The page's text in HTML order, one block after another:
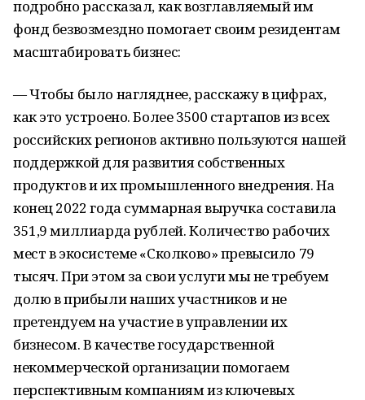
подробно рассказал, как возглавляемый им
фонд безвозмездно помогает своим резидентам
масштабировать бизнес:
— Чтобы было нагляднее, расскажу в цифрах,
как это устроено. Более 3500 стартапов из всех
российских регионов активно пользуются нашей
поддержкой для развития собственных
продуктов и их промышленного внедрения. На
конец 2022 года суммарная выручка составила
351,9 миллиарда рублей. Количество рабочих
мест в экосистеме «Сколково» превысило 79
тысяч. При этом за свои услуги мы не требуем
долю в прибыли наших участников и не
претендуем на участие в управлении их
бизнесом. В качестве государственной
некоммерческой организации помогаем
перспективным компаниям из ключевых